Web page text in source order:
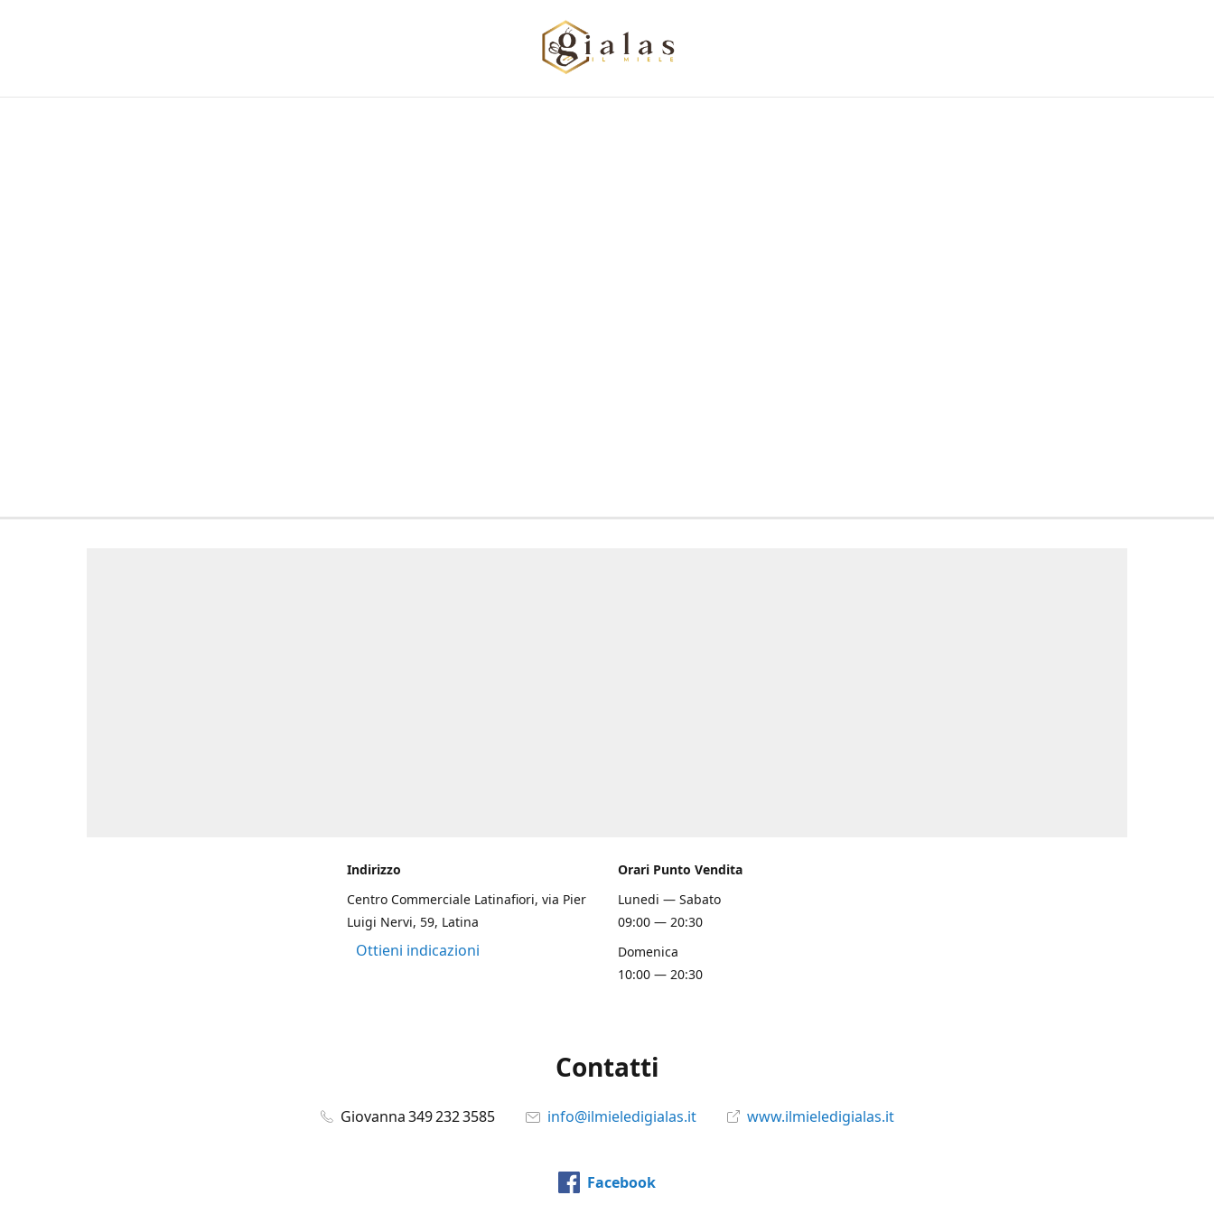
Indirizzo
Centro Commerciale Latinafiori, via Pier
Luigi Nervi, 59, Latina
Ottieni indicazioni
Orari Punto Vendita
Lunedi — Sabato
09:00 — 20:30
Domenica
10:00 — 20:30
Contatti
Giovanna 349 232 3585 info@ilmieledigialas.it www.ilmieledigialas.it
Facebook